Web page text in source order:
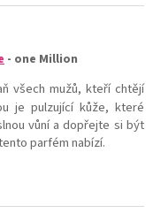
- one Million
všech mužů, kteří chtějí
je pulzující kůže, které
vůní a dopřejte si být
parfém nabízí.